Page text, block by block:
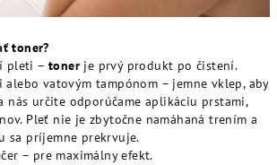
toner?
pleti – toner je prvý produkt po čistení.
alebo vatovým tampónom – jemne vklep, aby
nás určite odporúčame aplikáciu prstami,
Pleť nie je zbytočne namáhaná trením a
sa príjemne prekrvuje.
– pre maximálny efekt.